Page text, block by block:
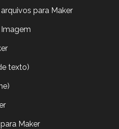
para Maker
texto)
Maker